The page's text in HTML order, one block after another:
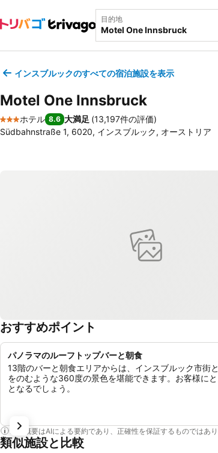
目的地
インスブルックのすべての宿泊施設を表示
Motel One Innsbruck
3 ホテルのランク
ホテル 8.6 大満足 (13,197件の評価)
Südbahnstraße 1, 6020, インスブルック, オーストリア
おすすめポイント
パノラマのルーフトップバーと朝食
13階のバーと朝食エリアからは、インスブルック市街
をのむような360度の景色を堪能できます。お客様に
となるでしょう。
この概要はAIによる要約であり、正確性を保証するものではあり
類似施設と比較